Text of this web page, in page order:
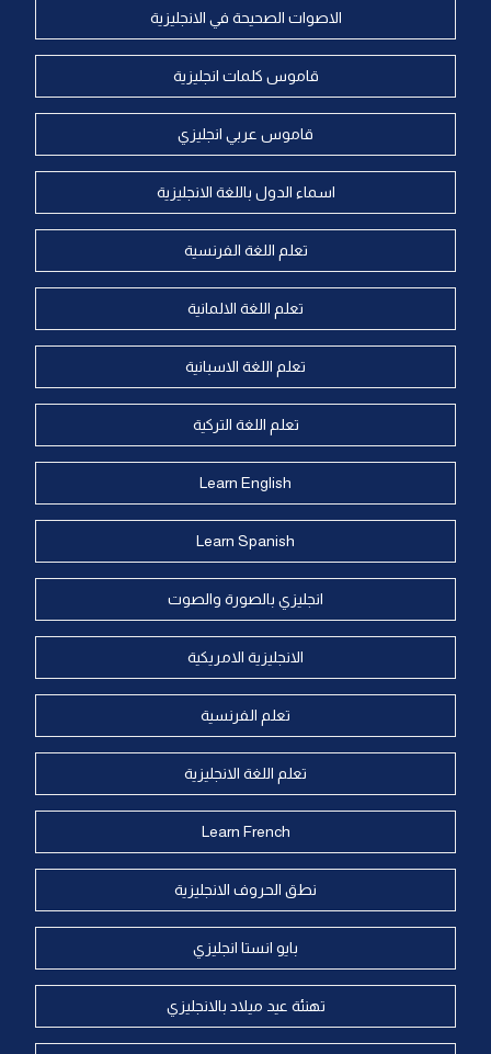
الاصوات الصحيحة في الانجليزية
قاموس كلمات انجليزية
قاموس عربي انجليزي
اسماء الدول باللغة الانجليزية
تعلم اللغة الفرنسية
تعلم اللغة الالمانية
تعلم اللغة الاسبانية
تعلم اللغة التركية
Learn English
Learn Spanish
انجليزي بالصورة والصوت
الانجليزية الامريكية
تعلم الفرنسية
تعلم اللغة الانجليزية
Learn French
نطق الحروف الانجليزية
بايو انستا انجليزي
تهنئة عيد ميلاد بالانجليزي